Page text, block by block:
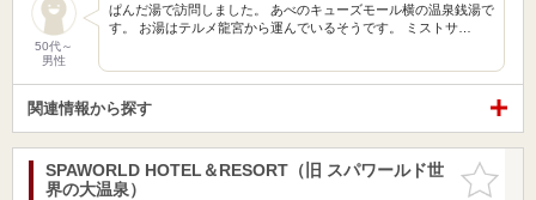
50代～
男性
ぱんだ湯で訪問しました。 あべのキューズモール横の温泉銭湯で
す。 お湯はテルメ龍宮から運んでいるそうです。 ミストサ…
関連情報から探す
お気に入
りに追加
SPAWORLD HOTEL＆RESORT（旧 スパワールド世
界の大温泉）